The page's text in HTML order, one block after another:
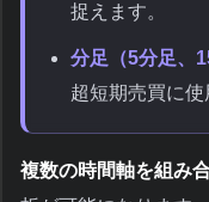
捉えます。
分足（5分足、
超短期売買に使
複数の時間軸を組み